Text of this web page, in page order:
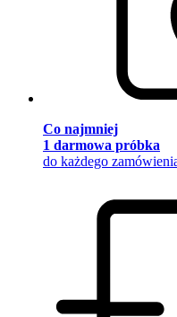
Co najmniej
1 darmowa próbka
do każdego